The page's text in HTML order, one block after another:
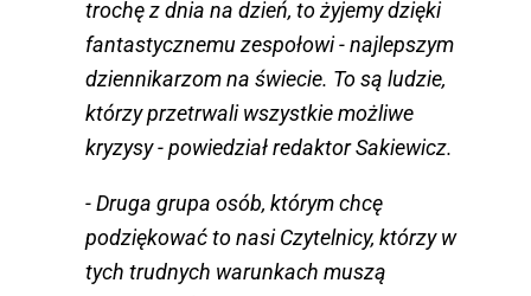
trochę z dnia na dzień, to żyjemy dzięki
fantastycznemu zespołowi - najlepszym
dziennikarzom na świecie. To są ludzie,
którzy przetrwali wszystkie możliwe
kryzysy - powiedział redaktor Sakiewicz.
- Druga grupa osób, którym chcę
podziękować to nasi Czytelnicy, którzy w
tych trudnych warunkach muszą